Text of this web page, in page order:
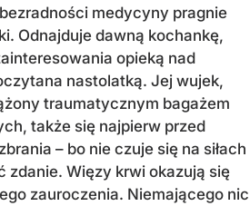
medycyny pragnie
Odnajduje dawną kochankę,
opieką nad
nastolatką. Jej wujek,
traumatycznym bagażem
także się najpierw przed
– bo nie czuje się na siłach
zdanie. Więzy krwi okazują się
zauroczenia. Niemającego nic